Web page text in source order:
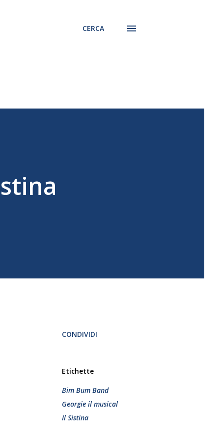
CERCA
CONDIVIDI
Etichette
Bim Bum Band
Georgie il musical
Il Sistina